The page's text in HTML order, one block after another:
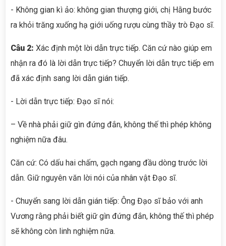
- Không gian kì ảo: không gian thượng giới, chị Hằng bước
ra khỏi trăng xuống hạ giới uống rượu cùng thầy trò Đạo sĩ.
Câu 2: Xác định một lời dẫn trực tiếp. Căn cứ nào giúp em
nhận ra đó là lời dẫn trực tiếp? Chuyển lời dẫn trực tiếp em
đã xác định sang lời dẫn gián tiếp.
- Lời dẫn trực tiếp: Đạo sĩ nói:
– Về nhà phải giữ gìn đứng đắn, không thế thì phép không
nghiệm nữa đâu.
Căn cứ: Có dấu hai chấm, gạch ngang đầu dòng trước lời
dẫn. Giữ nguyên văn lời nói của nhân vật Đạo sĩ.
- Chuyển sang lời dẫn gián tiếp: Ông Đạo sĩ bảo với anh
Vương rằng phải biết giữ gìn đứng đắn, không thế thì phép
sẽ không còn linh nghiệm nữa.